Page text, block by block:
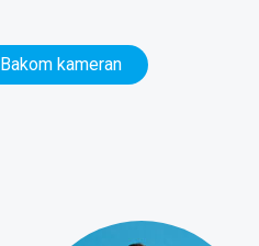
Bakom kameran